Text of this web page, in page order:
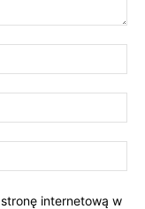
internetową w